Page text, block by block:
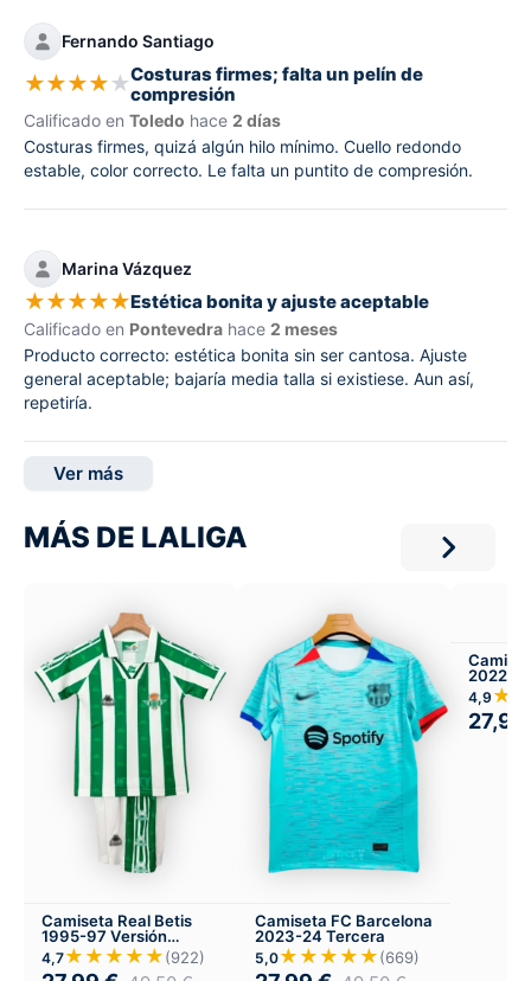
Fernando Santiago
★★★★★Costuras firmes; falta un pelín de
compresión
Calificado en Toledo hace 2 días
Costuras firmes, quizá algún hilo mínimo. Cuello redondo
estable, color correcto. Le falta un puntito de compresión.
Marina Vázquez
★★★★★Estética bonita y ajuste aceptable
Calificado en Pontevedra hace 2 meses
Producto correcto: estética bonita sin ser cantosa. Ajuste
general aceptable; bajaría media talla si existiese. Aun así,
repetiría.
Ver más
MÁS DE LALIGA
Camiseta Real Betis
1995-97 Versión
Infantil Local
4,7★★★★★(922)
Camiseta FC Barcelona
2023-24 Tercera
5,0★★★★★(669)
2022
4,9
27,99